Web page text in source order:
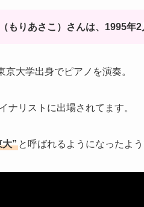
もりあさこ）さんは、1995年
大学出身でピアノを演奏。
ナリストに出場されてます。
大” と呼ばれるようになったよう